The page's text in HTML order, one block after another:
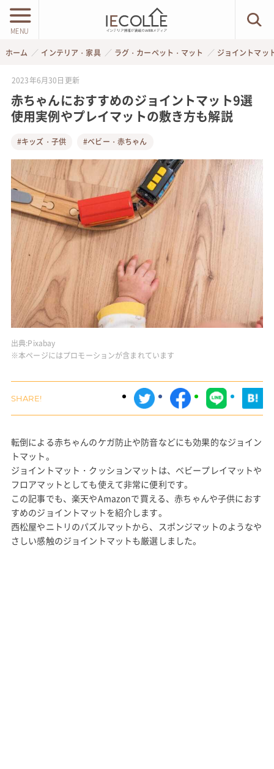
MENU
ホーム インテリア・家具 ラグ・カーペット・マット ジョイントマッ
2023年6月30日 更新
赤ちゃんにおすすめのジョイントマット9選
使用実例やプレイマットの敷き方も解説
#キッズ・子供 #ベビー・赤ちゃん
出典:Pixabay
※本ページにはプロモーションが含まれています
転倒による赤ちゃんのケガ防止や防音などにも効果的なジョイン
トマット。
ジョイントマット・クッションマットは、ベビープレイマットや
フロアマットとしても使えて非常に便利です。
この記事でも、楽天やAmazonで買える、赤ちゃんや子供におす
すめのジョイントマットを紹介します。
西松屋やニトリのパズルマットから、スポンジマットのようなや
さしい感触のジョイントマットも厳選しました。